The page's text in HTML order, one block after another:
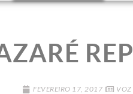
FEVEREIRO 17, 2017 VOZ